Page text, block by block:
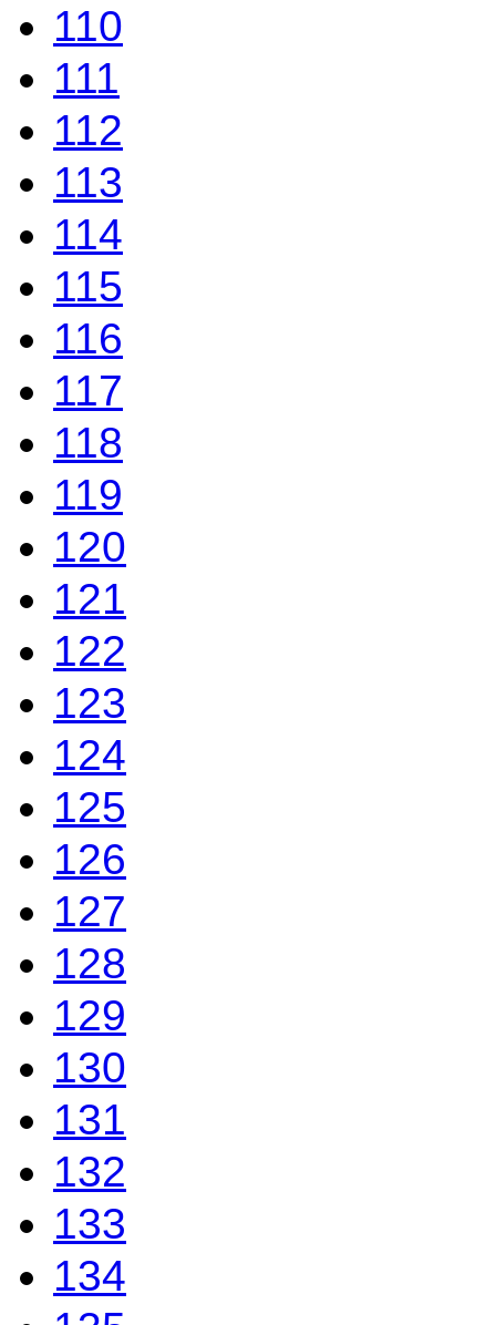
110
111
112
113
114
115
116
117
118
119
120
121
122
123
124
125
126
127
128
129
130
131
132
133
134